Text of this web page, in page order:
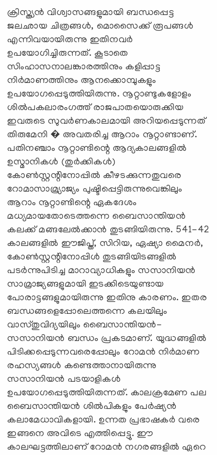
ക്രിസ്ത്യൻ വിശ്വാസങ്ങളുമായി ബന്ധപ്പെട്ട
ജലഛായ ചിത്രങ്ങൾ, മൊസൈക്ക്‌ രൂപങ്ങൾ
എന്നിവയായിരുന്നു ഇതിനവർ
ഉപയോഗിച്ചിരുന്നത്‌. കൂടാതെ
സിംഹാസനാലങ്കാരത്തിനും കളിപ്പാട്ട
നിർമാണത്തിനും ആനക്കൊമ്പുകളും
ഉപയോഗപ്പെടുത്തിയിരുന്നു. നൂറ്റാണ്ടുകളോളം
ശിൽപകലാരംഗത്ത്‌ രാജപാതയൊരുക്കിയ
ഇവരുടെ സുവർണകാലമായി അറിയപ്പെടുന്നത്‌
തിരുമേനി � അവതരിച്ച ആറാം നൂറ്റാണ്ടാണ്‌.
പതിനഞ്ചാം നൂറ്റാണ്ടിന്റെ ആദ്യകാലങ്ങളിൽ
ഉസ്മാനികൾ (തുർക്കികൾ)
കോൺസ്റ്റന്റിനോപ്പിൽ കീഴടക്കുന്നതുവരെ
റോമാസാമ്ര്യാജ്യം പുഷ്ടിപ്പെട്ടിരുന്നുവെങ്കിലും
ആറാം നൂറ്റാണ്ടിന്റെ ഏകദേശം
മധ്യമായതോടെത്തന്നെ ബൈസാന്തിയൻ
കലക്ക്‌ മങ്ങലേൽക്കാൻ തുടങ്ങിയിരുന്നു. 541-42
കാലങ്ങളിൽ ഈജിപ്ത്‌, സിറിയ, ഏഷ്യാ മൈനർ,
കോൺസ്റ്റന്റിനോപ്പിൾ തുടങ്ങിയിടങ്ങളിൽ
പടർന്നുപിടിച്ച മാറാവ്യാധികളും സസാനിയൻ
സാമ്രാജ്യങ്ങളുമായി ഇടക്കിടെയുണ്ടായ
പോരാട്ടങ്ങളുമായിരുന്നു ഇതിനു കാരണം. ഇതര
ബന്ധങ്ങളെപ്പോലെത്തന്നെ കലയിലും
വാസ്തുവിദ്യയിലും ബൈസാന്തിയൻ-
സസാനിയൻ ബന്ധം പ്രകടമാണ്‌. യുദ്ധങ്ങളിൽ
പിടിക്കപ്പെടുന്നവരെപ്പോലും റോമൻ നിർമാണ
രഹസ്യങ്ങൾ കണ്ടെത്താനായിരുന്നു
സസാനിയൻ പടയാളികൾ
ഉപയോഗപ്പെടുത്തിയിരുന്നത്‌. കാലക്രമേണ പല
ബൈസാന്തിയൻ ശിൽപികളും പേർഷ്യൻ
കലാമേധാവികളായി. ഉന്നത പ്രഭാഷകർ വരെ
ഇങ്ങനെ അവിടെ എത്തിപ്പെട്ടു. ഈ
കാലഘട്ടത്തിലാണ്‌ റോമൻ നഗരങ്ങളിൽ ഏറെ